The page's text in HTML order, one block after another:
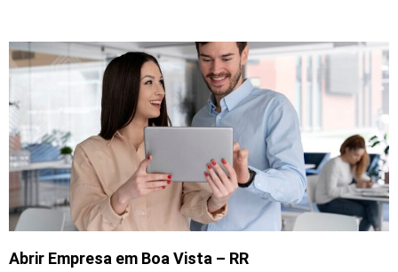
Abrir Empresa em Boa Vista – RR